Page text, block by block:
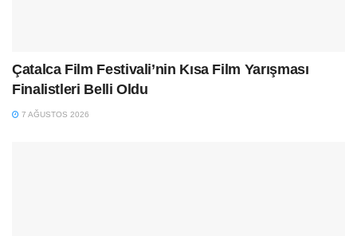
Çatalca Film Festivali’nin Kısa Film Yarışması
Finalistleri Belli Oldu
7 AĞUSTOS 2026